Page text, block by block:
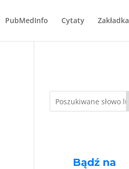
PubMedInfo Cytaty Zakładka
Bądź na